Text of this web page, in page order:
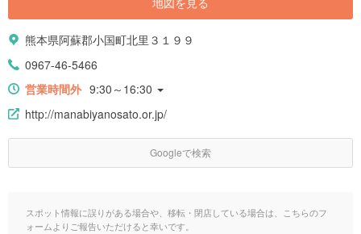
熊本県阿蘇郡小国町北里３１９９
0967-46-5466
営業時間外 9:30～16:30
http://manabiyanosato.or.jp/
Googleで検索
スポット情報に誤りがある場合や、移転・閉店している場合は、こちらのフ
ォームよりご報告いただけると幸いです。